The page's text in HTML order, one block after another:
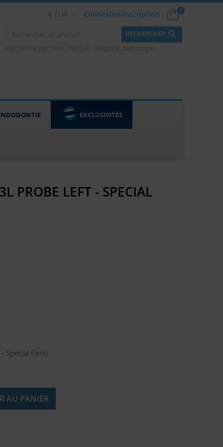
€ EUR  Connexion/Inscription 0
RECHERCHER 
Recherche par nom, marque, catégorie, pathologie...
EXCLUSIVITÉS
PROBE LEFT - SPECIAL
Special Perio
AU PANIER